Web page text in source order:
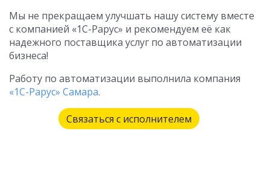
Мы не прекращаем улучшать нашу систему вместе
с компанией «1С-Рарус» и рекомендуем её как
надежного поставщика услуг по автоматизации
бизнеса!
Работу по автоматизации выполнила компания
«1С-Рарус» Самара.
Связаться с исполнителем